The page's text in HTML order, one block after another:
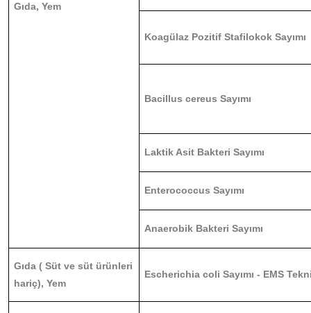
Gıda, Yem
Koagülaz Pozitif Stafilokok Sayımı
Bacillus cereus Sayımı
Laktik Asit Bakteri Sayımı
Enterococcus Sayımı
Anaerobik Bakteri Sayımı
Gıda ( Süt ve süt ürünleri
hariç), Yem
Escherichia coli Sayımı - EMS